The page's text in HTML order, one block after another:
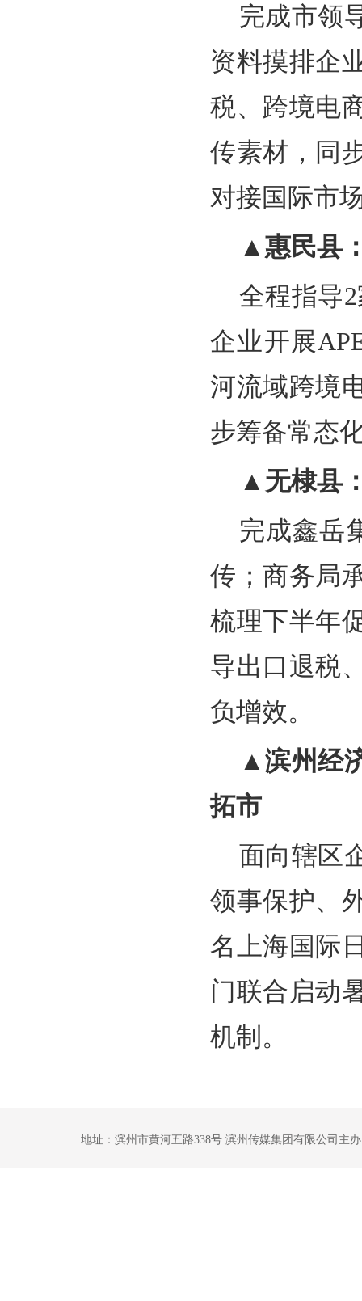
完成市领
资料摸排企
税、跨境电
传素材，同
对接国际市
▲惠民县
全程指导
企业开展
河流域跨境
步筹备常态
▲无棣县
完成鑫岳
传；商务局
梳理下半年
导出口退税
负增效。
▲滨州经
拓市
面向辖区
领事保护、
名上海国际
门联合启动
机制。
地址：滨州市黄河五路338号 滨州传媒集团有限公司主